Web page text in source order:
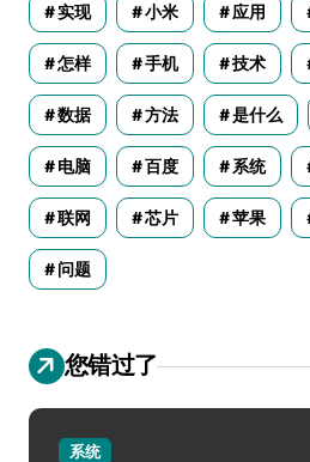
实现 小米 应用
怎样 手机 技术
数据 方法 是什么
电脑 百度 系统
联网 芯片 苹果
问题
您错过了
系统